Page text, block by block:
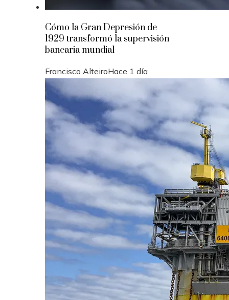
Cómo la Gran Depresión de
1929 transformó la supervisión
bancaria mundial
Francisco AlteiroHace 1 día